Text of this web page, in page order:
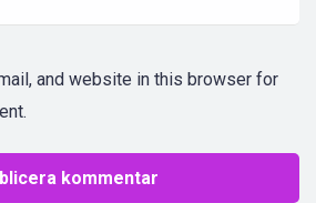
and website in this browser for